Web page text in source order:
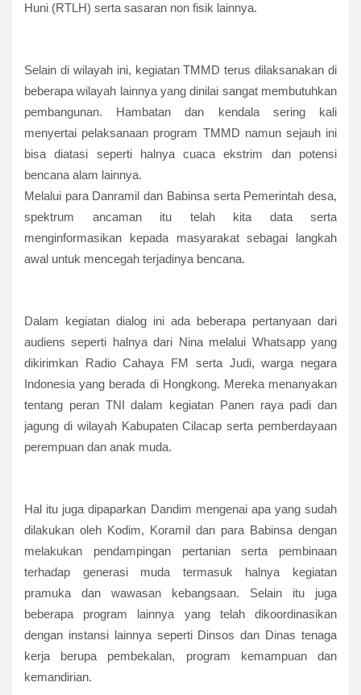
Huni (RTLH) serta sasaran non fisik lainnya.
Selain di wilayah ini, kegiatan TMMD terus dilaksanakan di
beberapa wilayah lainnya yang dinilai sangat membutuhkan
pembangunan. Hambatan dan kendala sering kali
menyertai pelaksanaan program TMMD namun sejauh ini
bisa diatasi seperti halnya cuaca ekstrim dan potensi
bencana alam lainnya.
Melalui para Danramil dan Babinsa serta Pemerintah desa,
spektrum ancaman itu telah kita data serta
menginformasikan kepada masyarakat sebagai langkah
awal untuk mencegah terjadinya bencana.
Dalam kegiatan dialog ini ada beberapa pertanyaan dari
audiens seperti halnya dari Nina melalui Whatsapp yang
dikirimkan Radio Cahaya FM serta Judi, warga negara
Indonesia yang berada di Hongkong. Mereka menanyakan
tentang peran TNI dalam kegiatan Panen raya padi dan
jagung di wilayah Kabupaten Cilacap serta pemberdayaan
perempuan dan anak muda.
Hal itu juga dipaparkan Dandim mengenai apa yang sudah
dilakukan oleh Kodim, Koramil dan para Babinsa dengan
melakukan pendampingan pertanian serta pembinaan
terhadap generasi muda termasuk halnya kegiatan
pramuka dan wawasan kebangsaan. Selain itu juga
beberapa program lainnya yang telah dikoordinasikan
dengan instansi lainnya seperti Dinsos dan Dinas tenaga
kerja berupa pembekalan, program kemampuan dan
kemandirian.